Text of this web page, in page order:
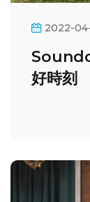
2022-
好時刻